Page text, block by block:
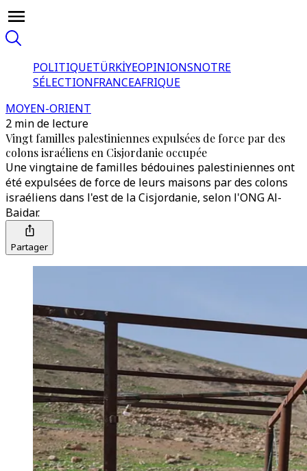
POLITIQUETÜRKİYEOPINIONSNOTRE
SÉLECTIONFRANCEAFRIQUE
MOYEN-ORIENT
2 min de lecture
Vingt familles palestiniennes expulsées de force par des
colons israéliens en Cisjordanie occupée
Une vingtaine de familles bédouines palestiniennes ont
été expulsées de force de leurs maisons par des colons
israéliens dans l'est de la Cisjordanie, selon l'ONG Al-
Baidar.
Partager